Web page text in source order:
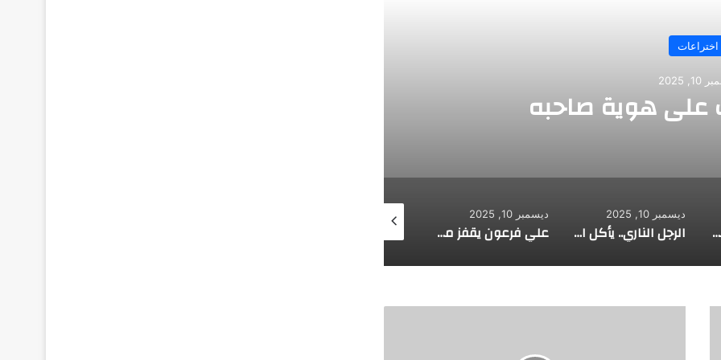
هوية صاحبه
من أنفه وفمه
ديسمبر 10, 2025
الرجل الناري.. يأكل الجمر ويثني الحديد بأسنانه
ديسمبر 10, 2025
علي فرعون يقفز من الطابق العشرين ويأكل النار ويحطم سورا
ديسمبر 10, 2025